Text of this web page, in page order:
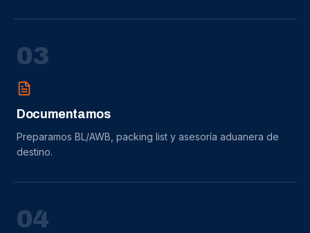
03
Documentamos
Preparamos BL/AWB, packing list y asesoría aduanera de
destino.
04